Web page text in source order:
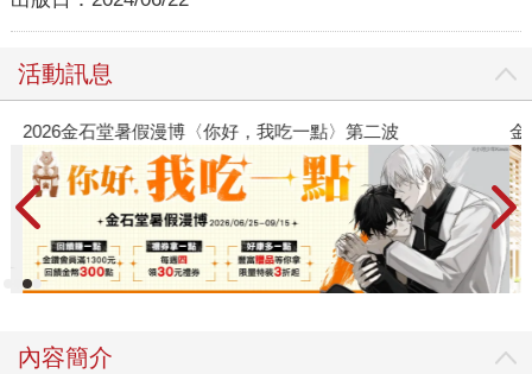
活動訊息
2026金石堂暑假漫博〈你好，我吃一點〉第二波 金
內容簡介